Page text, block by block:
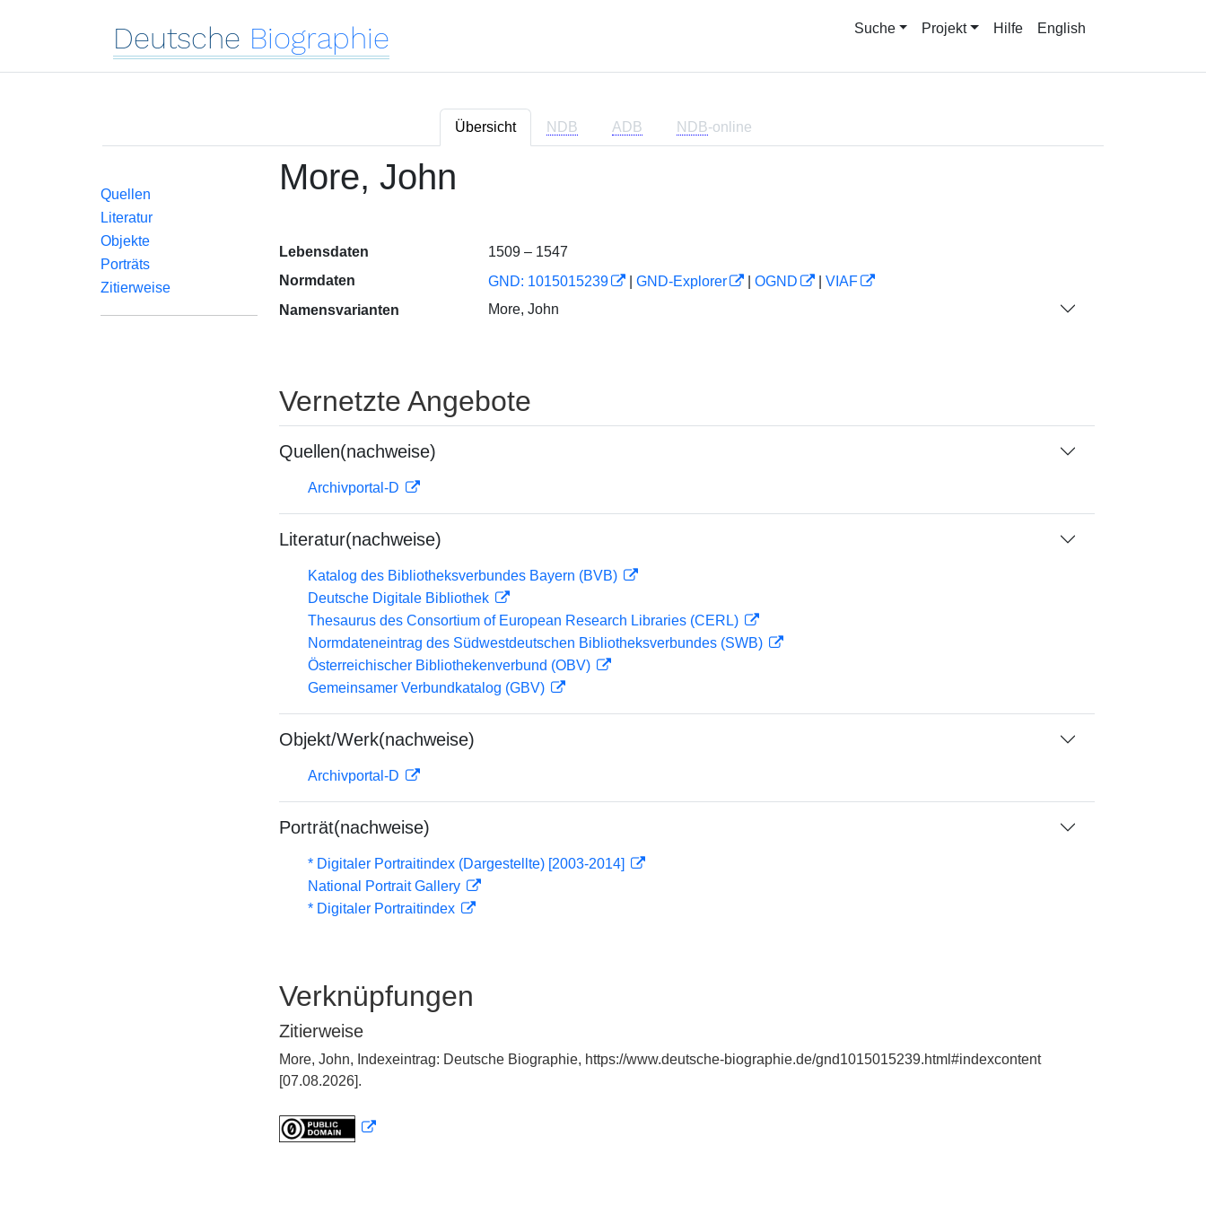
Deutsche Biographie Suche Projekt Hilfe English
Übersicht NDB ADB NDB-online
Quellen
Literatur
Objekte
Porträts
Zitierweise
More, John
Lebensdaten
1509 – 1547
Normdaten
GND: 1015015239 GND-Explorer OGND
VIAF
Namensvarianten
More, John
Vernetzte Angebote
Quellen(nachweise)
Archivportal-D
Literatur(nachweise)
Katalog des Bibliotheksverbundes Bayern (BVB)
Deutsche Digitale Bibliothek
Thesaurus des Consortium of European Research Libraries (CERL)
Normdateneintrag des Südwestdeutschen Bibliotheksverbundes (SWB)
Österreichischer Bibliothekenverbund (OBV)
Gemeinsamer Verbundkatalog (GBV)
Objekt/Werk(nachweise)
Archivportal-D
Porträt(nachweise)
* Digitaler Portraitindex (Dargestellte) [2003-2014]
National Portrait Gallery
* Digitaler Portraitindex
Verknüpfungen
Zitierweise
More, John, Indexeintrag: Deutsche Biographie, https://www.deutsche-biographie.de/gnd1015015239.html#indexcontent
[07.08.2026].